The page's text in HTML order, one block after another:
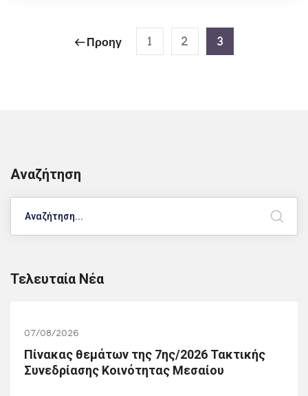
Προηγ 1 2 3
Αναζήτηση
Τελευταία Νέα
07/08/2026
Πίνακας θεμάτων της 7ης/2026 Τακτικής
Συνεδρίασης Κοινότητας Μεσαίου